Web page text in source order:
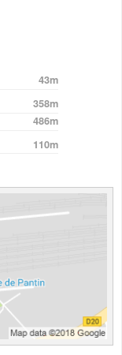
43m
358m
486m
110m